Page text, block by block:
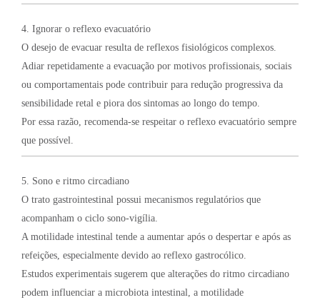
4. Ignorar o reflexo evacuatório
O desejo de evacuar resulta de reflexos fisiológicos complexos.
Adiar repetidamente a evacuação por motivos profissionais, sociais
ou comportamentais pode contribuir para redução progressiva da
sensibilidade retal e piora dos sintomas ao longo do tempo.
Por essa razão, recomenda-se respeitar o reflexo evacuatório sempre
que possível.
5. Sono e ritmo circadiano
O trato gastrointestinal possui mecanismos regulatórios que
acompanham o ciclo sono-vigília.
A motilidade intestinal tende a aumentar após o despertar e após as
refeições, especialmente devido ao reflexo gastrocólico.
Estudos experimentais sugerem que alterações do ritmo circadiano
podem influenciar a microbiota intestinal, a motilidade